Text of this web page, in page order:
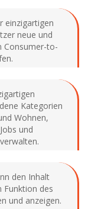
einzigartigen
neue und
Consumer-to-
Kategorien
Wohnen,
und
den Inhalt
Funktion des
und anzeigen.